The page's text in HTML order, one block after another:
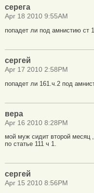
серега
Apr 18 2010 9:55AM
попадет ли под амнистию ст
сергей
Apr 17 2010 2:58PM
попадет ли 161.ч.2 под
вера
Apr 16 2010 8:28PM
мой муж сидит второй месяц
по статье 111 ч 1.
сергей
Apr 15 2010 8:56PM